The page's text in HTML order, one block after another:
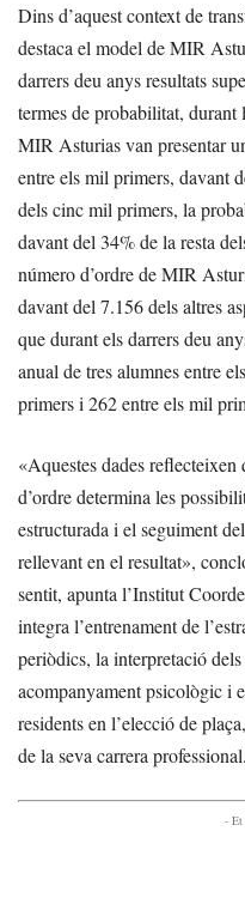
Dins d’aquest context de
destaca el model de MIR
darrers deu anys resultats
termes de probabilitat, durant
MIR Asturias van presentar
entre els mil primers, davant
dels cinc mil primers, la
davant del 34% de la resta
número d’ordre de MIR
davant del 7.156 dels altres
que durant els darrers deu
anual de tres alumnes entre
primers i 262 entre els mil
«Aquestes dades
d’ordre determina les
estructurada i el seguiment
rellevant en el resultat»,
sentit, apunta l’Institut
integra l’entrenament de
periòdics, la interpretació
acompanyament psicològic i
residents en l’elecció de
de la seva carrera professional.
- Et